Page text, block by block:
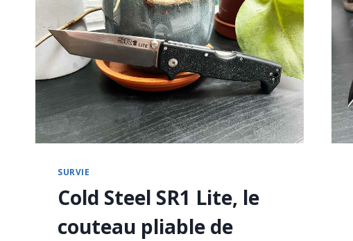
SURVIE
Cold Steel SR1 Lite, le
couteau pliable de